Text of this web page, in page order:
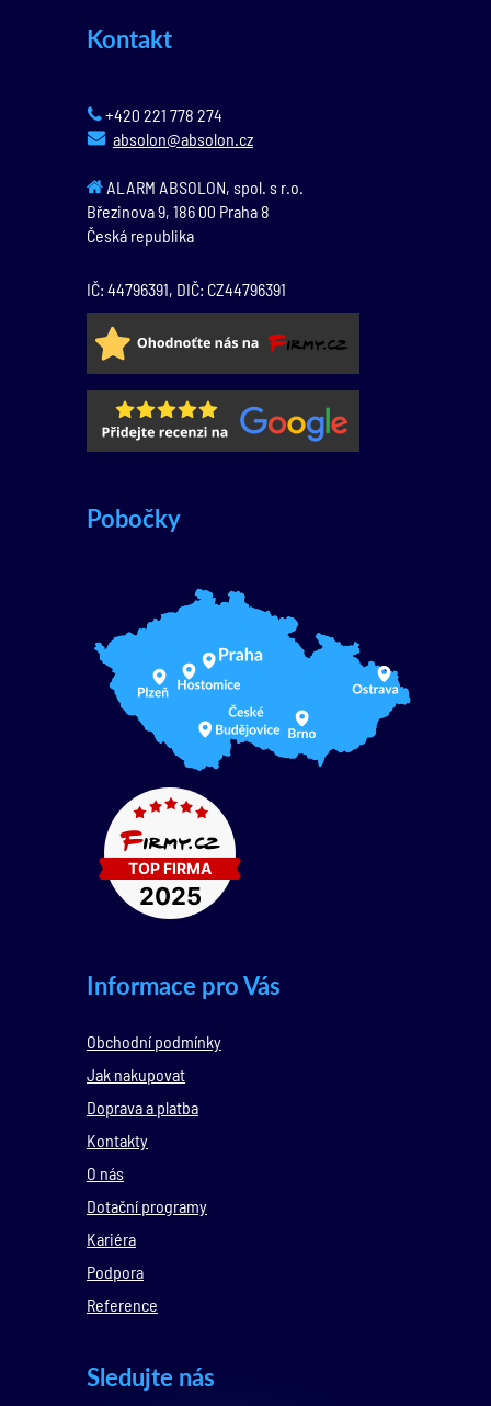
Kontakt
+420 221 778 274
absolon@absolon.cz
ALARM ABSOLON, spol. s r.o.
Březinova 9, 186 00 Praha 8
Česká republika
IČ: 44796391, DIČ: CZ44796391
Pobočky
Informace pro Vás
Obchodní podmínky
Jak nakupovat
Doprava a platba
Kontakty
O nás
Dotační programy
Kariéra
Podpora
Reference
Sledujte nás